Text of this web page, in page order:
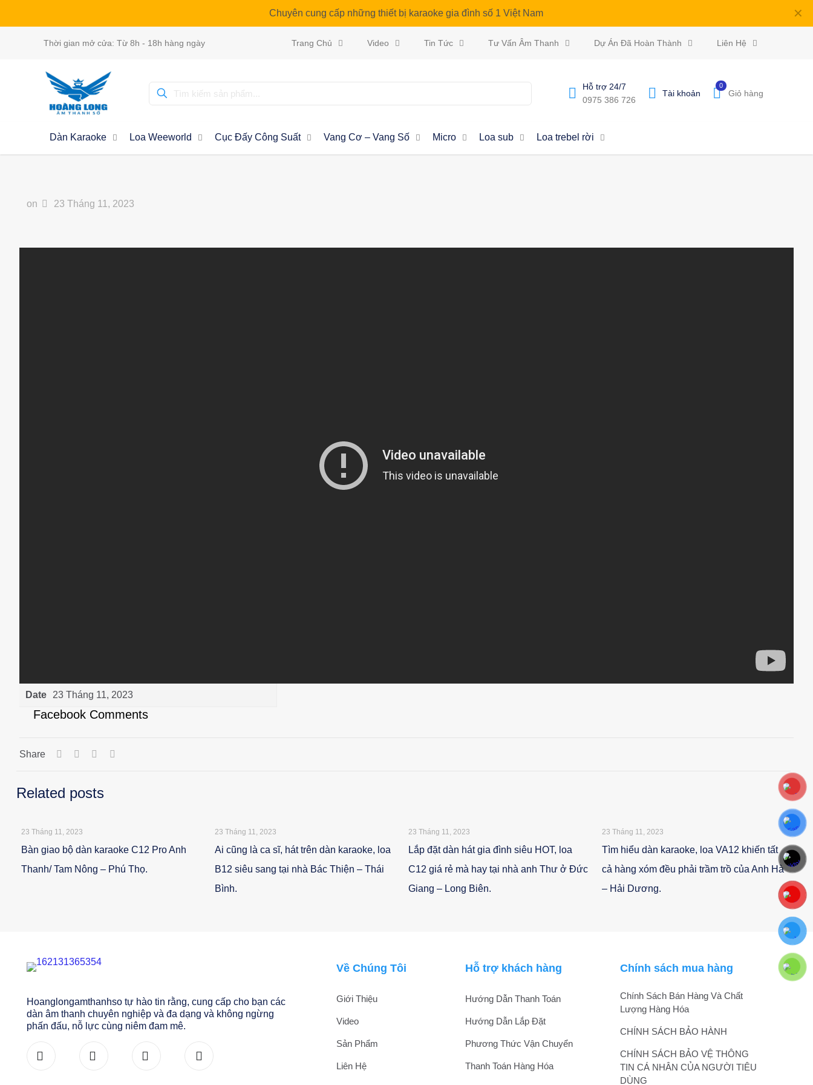
Chuyên cung cấp những thiết bị karaoke gia đình số 1 Việt Nam ✕
Thời gian mở cửa: Từ 8h - 18h hàng ngày Trang Chủ Video Tin Tức Tư Vấn Âm Thanh Dự Án Đã Hoàn Thành Liên Hệ
Hỗ trợ 24/7
0975 386 726
Tài khoản
0
Giỏ hàng
Dàn Karaoke Loa Weeworld Cục Đấy Công Suất Vang Cơ – Vang Số Micro Loa sub Loa trebel rời
on 23 Tháng 11, 2023
Date 23 Tháng 11, 2023
Facebook Comments
Share
Related posts
23 Tháng 11, 2023
Bàn giao bộ dàn karaoke C12 Pro Anh
Thanh/ Tam Nông – Phú Thọ.
23 Tháng 11, 2023
Ai cũng là ca sĩ, hát trên dàn karaoke, loa
B12 siêu sang tại nhà Bác Thiện – Thái
Bình.
23 Tháng 11, 2023
Lắp đặt dàn hát gia đình siêu HOT, loa
C12 giá rẻ mà hay tại nhà anh Thư ở Đức
Giang – Long Biên.
23 Tháng 11, 2023
Tìm hiểu dàn karaoke, loa VA12 khiến tất
cả hàng xóm đều phải trầm trồ của Anh Hà
– Hải Dương.
Hoanglongamthanhso tự hào tin rằng, cung cấp cho bạn các
dàn âm thanh chuyên nghiệp và đa dạng và không ngừng
phấn đấu, nỗ lực cùng niêm đam mê.
Về Chúng Tôi
Giới Thiệu
Video
Sản Phẩm
Liên Hệ
Hỗ trợ khách hàng
Hướng Dẫn Thanh Toán
Hướng Dẫn Lắp Đặt
Phương Thức Vận Chuyển
Thanh Toán Hàng Hóa
Chính sách mua hàng
Chính Sách Bán Hàng Và Chất
Lượng Hàng Hóa
CHÍNH SÁCH BẢO HÀNH
CHÍNH SÁCH BẢO VỆ THÔNG
TIN CÁ NHÂN CỦA NGƯỜI TIÊU
DÙNG